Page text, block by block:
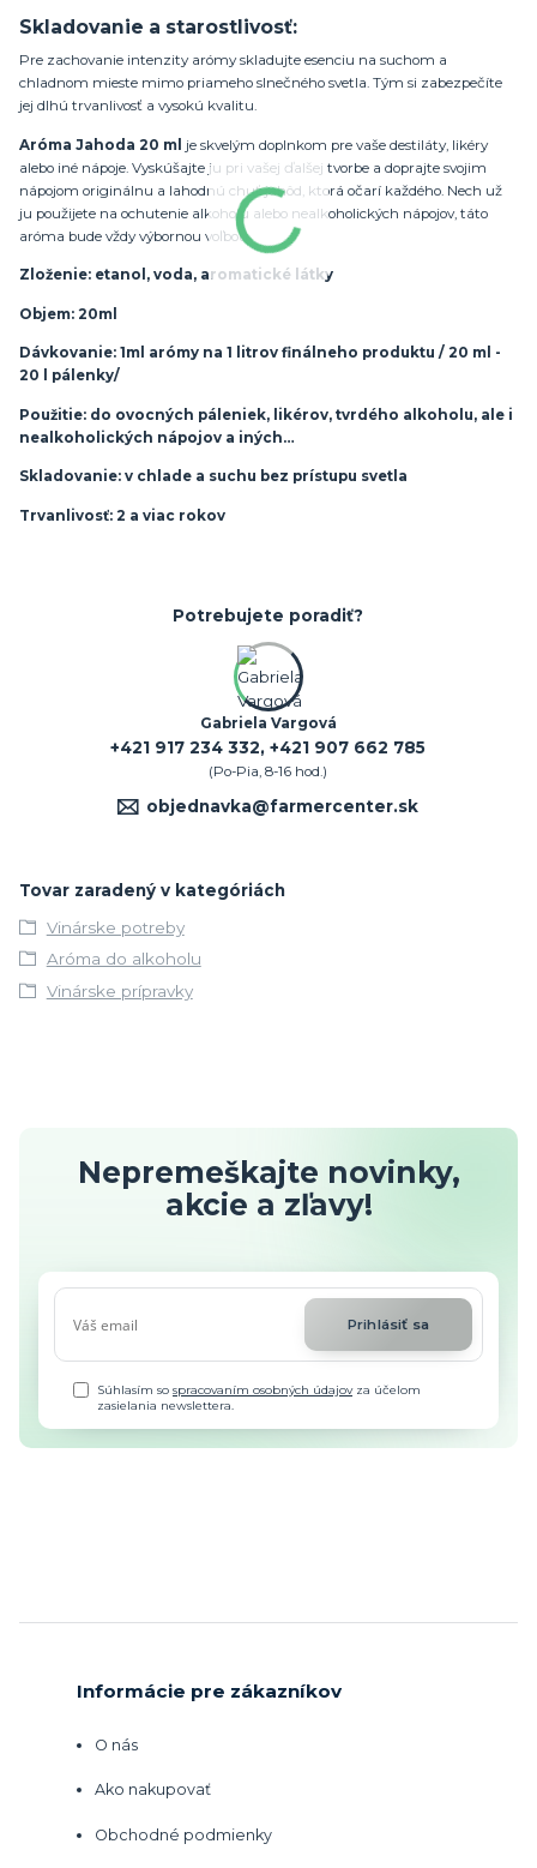
Skladovanie a starostlivosť:
Pre zachovanie intenzity arómy skladujte esenciu na suchom a
chladnom mieste mimo priameho slnečného svetla. Tým si zabezpečíte
jej dlhú trvanlivosť a vysokú kvalitu.
Aróma Jahoda 20 ml je skvelým doplnkom pre vaše destiláty, likéry
alebo iné nápoje. Vyskúšajte ju pri vašej ďalšej tvorbe a doprajte svojim
nápojom originálnu a lahodnú chuť jahôd, ktorá očarí každého. Nech už
ju použijete na ochutenie alkoholu alebo nealkoholických nápojov, táto
aróma bude vždy výbornou voľbou.
Zloženie: etanol, voda, aromatické látky
Objem: 20ml
Dávkovanie: 1ml arómy na 1 litrov finálneho produktu / 20 ml -
20 l pálenky/
Použitie: do ovocných páleniek, likérov, tvrdého alkoholu, ale i
nealkoholických nápojov a iných…
Skladovanie: v chlade a suchu bez prístupu svetla
Trvanlivosť: 2 a viac rokov
Potrebujete poradiť?
Gabriela Vargová
+421 917 234 332, +421 907 662 785
(Po-Pia, 8-16 hod.)
objednavka@farmercenter.sk
Tovar zaradený v kategóriách
Vinárske potreby
Aróma do alkoholu
Vinárske prípravky
Nepremeškajte novinky,
akcie a zľavy!
Prihlásiť sa
Súhlasím sospracovaním osobných údajovza účelom
zasielania newslettera.
Informácie pre zákazníkov
O nás
Ako nakupovať
Obchodné podmienky